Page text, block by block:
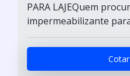
PARA LAJEQuem
impermeabilizante